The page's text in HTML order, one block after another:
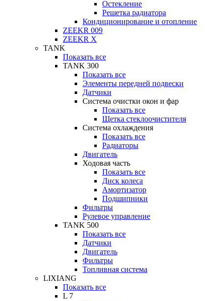
Остекление
Решетка радиатора
Кондиционирование и отопление
ZEEKR 009
ZEEKR X
TANK
Показать все
TANK 300
Показать все
Элементы передней подвески
Датчики
Система очистки окон и фар
Показать все
Щетка стеклоочистителя
Система охлаждения
Показать все
Радиаторы
Двигатель
Ходовая часть
Показать все
Диск колеса
Амортизатор
Подшипники
Фильтры
Рулевое управление
TANK 500
Показать все
Датчики
Двигатель
Фильтры
Топливная система
LIXIANG
Показать все
L 7